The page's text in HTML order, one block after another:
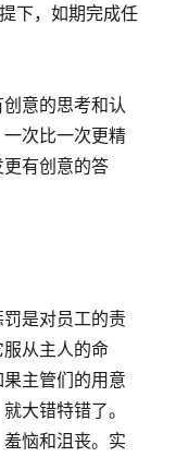
下，如期完成任
意的思考和认
次比一次更精
有创意的答
是对员工的责
从主人的命
主管们的用意
大错特错了。
恼和沮丧。实